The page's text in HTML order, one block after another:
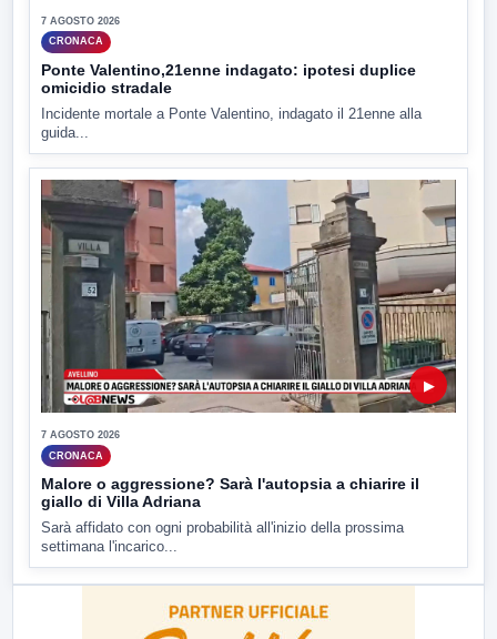
7 AGOSTO 2026
CRONACA
Ponte Valentino,21enne indagato: ipotesi duplice
omicidio stradale
Incidente mortale a Ponte Valentino, indagato il 21enne alla
guida...
▶
7 AGOSTO 2026
CRONACA
Malore o aggressione? Sarà l'autopsia a chiarire il
giallo di Villa Adriana
Sarà affidato con ogni probabilità all'inizio della prossima
settimana l'incarico...